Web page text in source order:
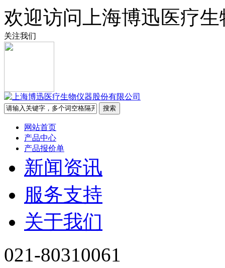
欢迎访问上海博迅医疗
关注我们
网站首页
产品中心
产品报价单
新闻资讯
服务支持
关于我们
021-80310061